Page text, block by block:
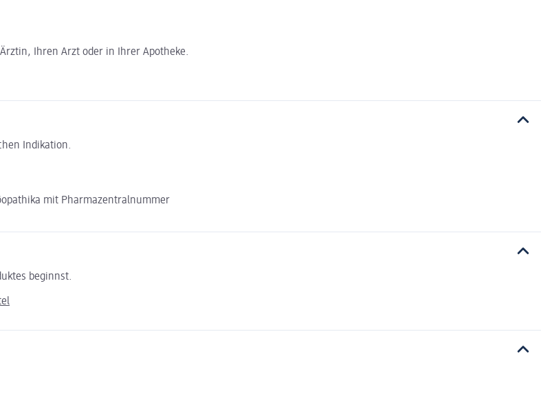
Ihren Arzt oder in Ihrer Apotheke.
Indikation.
mit Pharmazentralnummer
beginnst.